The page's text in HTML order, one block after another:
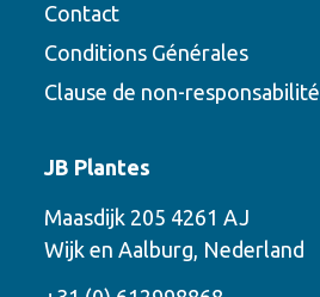
options suivantes
Contact
Conditions Générales
Clause de non-responsabilité
JB Plantes
Maasdijk 205 4261 AJ
Wijk en Aalburg, Nederland